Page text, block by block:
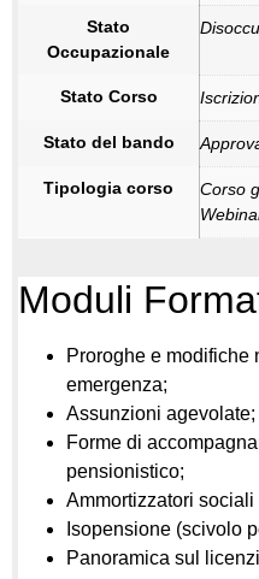
Stato
Occupazionale
Stato Corso
Stato del bando
Tipologia corso
Corso
Moduli
Proroghe e modifiche
emergenza;
Assunzioni agevolate;
Forme di
pensionistico;
Ammortizzatori sociali
Isopensione (scivolo
Panoramica sul